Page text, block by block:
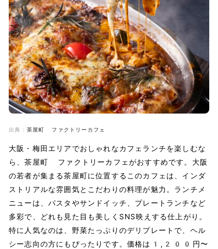
出典： 茶屋町 ファクトリーカフェ
大阪・梅田エリアでおしゃれなカフェランチを楽しむな
ら、茶屋町 ファクトリーカフェがおすすめです。大阪
の若者が集まる茶屋町に位置するこのカフェは、インダ
ストリアルな雰囲気とこだわりの料理が魅力。ランチメ
ニューは、パスタやサンドイッチ、プレートランチなど
多彩で、どれも見た目も美しくSNS映えする仕上がり。
特に人気なのは、野菜たっぷりのデリプレートで、ヘル
シー志向の方にもぴったりです。価格は1,200円〜